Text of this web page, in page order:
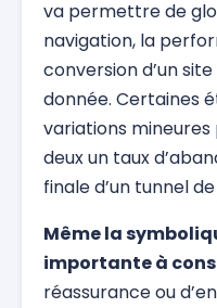
va permettre de
navigation, la
conversion d’un
donnée. Certaines
variations
deux un taux
finale d’un tunnel
Même la
importante à
réassurance ou